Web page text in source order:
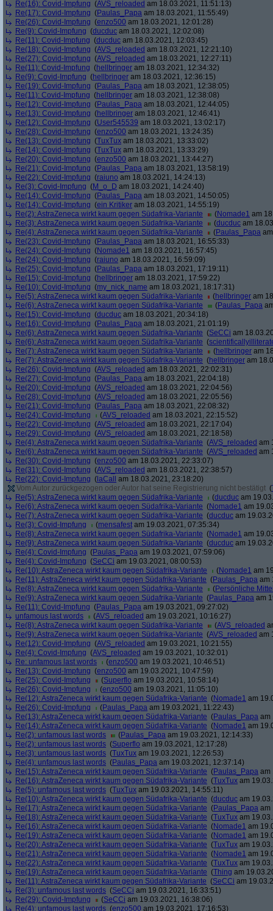
Re(16): Covid-Impfung (AVS_reloaded am 18.03.2021, 11:51:13)
Re(17): Covid-Impfung (Paulas_Papa am 18.03.2021, 11:55:49)
Re(26): Covid-Impfung (enzo500 am 18.03.2021, 12:01:28)
Re(9): Covid-Impfung (ducduc am 18.03.2021, 12:02:08)
Re(11): Covid-Impfung (ducduc am 18.03.2021, 12:03:45)
Re(18): Covid-Impfung (AVS_reloaded am 18.03.2021, 12:21:10)
Re(27): Covid-Impfung (AVS_reloaded am 18.03.2021, 12:27:11)
Re(11): Covid-Impfung (hellbringer am 18.03.2021, 12:34:32)
Re(9): Covid-Impfung (hellbringer am 18.03.2021, 12:36:15)
Re(19): Covid-Impfung (Paulas_Papa am 18.03.2021, 12:38:05)
Re(11): Covid-Impfung (hellbringer am 18.03.2021, 12:38:08)
Re(12): Covid-Impfung (Paulas_Papa am 18.03.2021, 12:44:05)
Re(13): Covid-Impfung (hellbringer am 18.03.2021, 12:46:41)
Re(12): Covid-Impfung (User545539 am 18.03.2021, 13:02:17)
Re(28): Covid-Impfung (enzo500 am 18.03.2021, 13:24:35)
Re(13): Covid-Impfung (TuxTux am 18.03.2021, 13:33:02)
Re(14): Covid-Impfung (TuxTux am 18.03.2021, 13:33:29)
Re(20): Covid-Impfung (enzo500 am 18.03.2021, 13:44:27)
Re(21): Covid-Impfung (Paulas_Papa am 18.03.2021, 13:58:19)
Re(22): Covid-Impfung (raiuno am 18.03.2021, 14:24:13)
Re(3): Covid-Impfung (M_o_D am 18.03.2021, 14:24:40)
Re(14): Covid-Impfung (Paulas_Papa am 18.03.2021, 14:50:05)
Re(14): Covid-Impfung (ein Kritiker am 18.03.2021, 14:55:19)
Re(2): AstraZeneca wirkt kaum gegen Südafrika-Variante
(Nomade1 am
Re(3): AstraZeneca wirkt kaum gegen Südafrika-Variante
(ducduc am
Re(4): AstraZeneca wirkt kaum gegen Südafrika-Variante
(Paulas_Papa
Re(23): Covid-Impfung (Paulas_Papa am 18.03.2021, 16:55:33)
Re(24): Covid-Impfung (Nomade1 am 18.03.2021, 16:57:45)
Re(24): Covid-Impfung (raiuno am 18.03.2021, 16:59:09)
Re(25): Covid-Impfung (Paulas_Papa am 18.03.2021, 17:19:11)
Re(15): Covid-Impfung (hellbringer am 18.03.2021, 17:59:22)
Re(10): Covid-Impfung (my_nick_name am 18.03.2021, 18:17:31)
Re(5): AstraZeneca wirkt kaum gegen Südafrika-Variante
(hellbringer am
Re(6): AstraZeneca wirkt kaum gegen Südafrika-Variante
(Paulas_Papa
Re(15): Covid-Impfung (ducduc am 18.03.2021, 20:34:18)
Re(16): Covid-Impfung (Paulas_Papa am 18.03.2021, 21:01:19)
Re(6): AstraZeneca wirkt kaum gegen Südafrika-Variante (SeCCi am
Re(6): AstraZeneca wirkt kaum gegen Südafrika-Variante (
Re(7): AstraZeneca wirkt kaum gegen Südafrika-Variante
(hellbringer am
Re(7): AstraZeneca wirkt kaum gegen Südafrika-Variante (hellbringer am
Re(26): Covid-Impfung (AVS_reloaded am 18.03.2021, 22:02:31)
Re(27): Covid-Impfung (Paulas_Papa am 18.03.2021, 22:04:18)
Re(20): Covid-Impfung (AVS_reloaded am 18.03.2021, 22:04:56)
Re(28): Covid-Impfung (AVS_reloaded am 18.03.2021, 22:05:56)
Re(21): Covid-Impfung (Paulas_Papa am 18.03.2021, 22:08:32)
Re(24): Covid-Impfung
(AVS_reloaded am 18.03.2021, 22:15:52)
Re(22): Covid-Impfung (AVS_reloaded am 18.03.2021, 22:17:04)
Re(29): Covid-Impfung (AVS_reloaded am 18.03.2021, 22:18:58)
Re(4): AstraZeneca wirkt kaum gegen Südafrika-Variante (AVS_reloaded am
Re(6): AstraZeneca wirkt kaum gegen Südafrika-Variante (AVS_reloaded am
Re(30): Covid-Impfung (enzo500 am 18.03.2021, 22:33:07)
Re(31): Covid-Impfung (AVS_reloaded am 18.03.2021, 22:38:57)
Re(22): Covid-Impfung ( laCall
am 18.03.2021, 23:18:20)
Vom Autor zurückgezogen oder Autor hat seine Registrierung nicht bestätigt (
Re(5): AstraZeneca wirkt kaum gegen Südafrika-Variante
(ducduc am
Re(6): AstraZeneca wirkt kaum gegen Südafrika-Variante (Nomade1 am
Re(7): AstraZeneca wirkt kaum gegen Südafrika-Variante (ducduc am
Re(3): Covid-Impfung
(mensafest am 19.03.2021, 07:35:34)
Re(8): AstraZeneca wirkt kaum gegen Südafrika-Variante (Nomade1 am
Re(9): AstraZeneca wirkt kaum gegen Südafrika-Variante (ducduc am
Re(4): Covid-Impfung (Paulas_Papa am 19.03.2021, 07:59:06)
Re(4): Covid-Impfung (SeCCi am 19.03.2021, 08:00:53)
Re(10): AstraZeneca wirkt kaum gegen Südafrika-Variante
(Nomade1 am
Re(11): AstraZeneca wirkt kaum gegen Südafrika-Variante (Paulas_Papa am
Re(8): AstraZeneca wirkt kaum gegen Südafrika-Variante
(Persönliche
Re(9): AstraZeneca wirkt kaum gegen Südafrika-Variante (Paulas_Papa am
Re(11): Covid-Impfung (Paulas_Papa am 19.03.2021, 09:27:02)
unfamous last words
(AVS_reloaded am 19.03.2021, 10:16:27)
Re(8): AstraZeneca wirkt kaum gegen Südafrika-Variante
(AVS_reloaded
Re(9): AstraZeneca wirkt kaum gegen Südafrika-Variante (AVS_reloaded am
Re(12): Covid-Impfung (AVS_reloaded am 19.03.2021, 10:21:55)
Re(4): Covid-Impfung (AVS_reloaded am 19.03.2021, 10:32:01)
Re: unfamous last words
(enzo500 am 19.03.2021, 10:46:51)
Re(13): Covid-Impfung (enzo500 am 19.03.2021, 10:47:59)
Re(25): Covid-Impfung
(Superflo am 19.03.2021, 10:58:14)
Re(26): Covid-Impfung
(enzo500 am 19.03.2021, 11:05:10)
Re(12): AstraZeneca wirkt kaum gegen Südafrika-Variante (Nomade1 am
Re(26): Covid-Impfung
(Paulas_Papa am 19.03.2021, 11:22:43)
Re(13): AstraZeneca wirkt kaum gegen Südafrika-Variante (Paulas_Papa am
Re(14): AstraZeneca wirkt kaum gegen Südafrika-Variante (Nomade1 am
Re(2): unfamous last words
(Paulas_Papa am 19.03.2021, 12:14:33)
Re(2): unfamous last words (Superflo am 19.03.2021, 12:17:28)
Re(3): unfamous last words (TuxTux am 19.03.2021, 12:26:53)
Re(4): unfamous last words (Paulas_Papa am 19.03.2021, 12:37:14)
Re(15): AstraZeneca wirkt kaum gegen Südafrika-Variante (Paulas_Papa am
Re(16): AstraZeneca wirkt kaum gegen Südafrika-Variante (TuxTux am
Re(5): unfamous last words (TuxTux am 19.03.2021, 14:55:11)
Re(10): AstraZeneca wirkt kaum gegen Südafrika-Variante (ducduc am
Re(17): AstraZeneca wirkt kaum gegen Südafrika-Variante (Paulas_Papa am
Re(18): AstraZeneca wirkt kaum gegen Südafrika-Variante (TuxTux am
Re(16): AstraZeneca wirkt kaum gegen Südafrika-Variante (Nomade1 am
Re(19): AstraZeneca wirkt kaum gegen Südafrika-Variante (Nomade1 am
Re(20): AstraZeneca wirkt kaum gegen Südafrika-Variante (TuxTux am
Re(21): AstraZeneca wirkt kaum gegen Südafrika-Variante (Nomade1 am
Re(22): AstraZeneca wirkt kaum gegen Südafrika-Variante (TuxTux am
Re(19): AstraZeneca wirkt kaum gegen Südafrika-Variante (Thing am
Re(11): AstraZeneca wirkt kaum gegen Südafrika-Variante (SeCCi am
Re(3): unfamous last words (SeCCi am 19.03.2021, 16:33:51)
Re(29): Covid-Impfung
(SeCCi am 19.03.2021, 16:38:06)
Re(4): unfamous last words (enzo500 am 19.03.2021, 17:16:53)